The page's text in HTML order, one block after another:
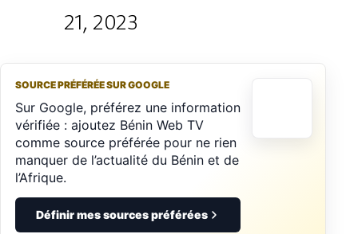
21, 2023
SOURCE PRÉFÉRÉE SUR GOOGLE
Sur Google, préférez une information
vérifiée : ajoutez Bénin Web TV
comme source préférée pour ne rien
manquer de l’actualité du Bénin et de
l’Afrique.
Définir mes sources préférées